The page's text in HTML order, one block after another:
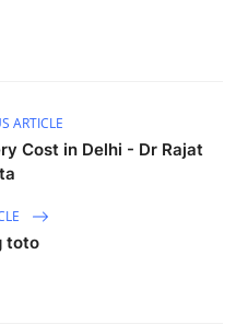
ARTICLE
Cost in Delhi - Dr Rajat
toto